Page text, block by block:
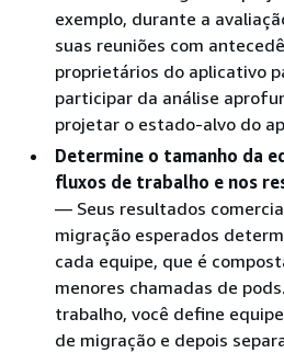
exemplo, durante a
suas reuniões com
proprietários do aplicativo
participar da análise
projetar o estado-alvo do
Determine o tamanho da
fluxos de trabalho e nos
— Seus resultados
migração esperados
cada equipe, que é
menores chamadas de
trabalho, você define
de migração e depois